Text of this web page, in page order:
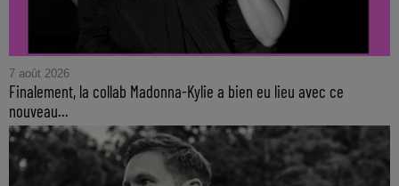
7 août 2026
Finalement, la collab Madonna-Kylie a bien eu lieu avec ce
nouveau...